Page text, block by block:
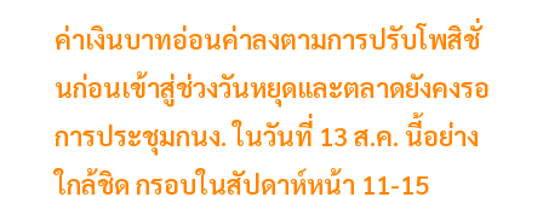
ค่าเงินบาทอ่อนค่าลงตามการปรับโพสิชั่
นก่อนเข้าสู่ช่วงวันหยุดและตลาดยังคงรอ
การประชุมกนง. ในวันที่ 13 ส.ค. นี้อย่าง
ใกล้ชิด กรอบในสัปดาห์หน้า 11-15